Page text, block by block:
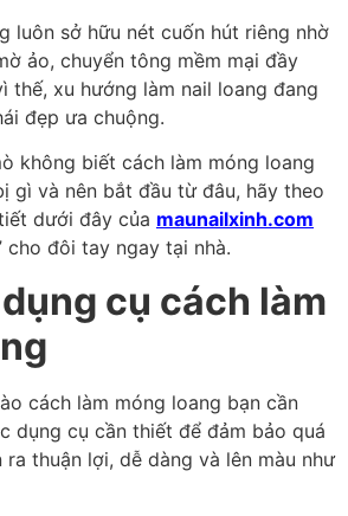
luôn sở hữu nét cuốn hút riêng nhờ
ảo, chuyển tông mềm mại đầy
thế, xu hướng làm nail loang đang
đẹp ưa chuộng.
không biết cách làm móng loang
gì và nên bắt đầu từ đâu, hãy theo
dưới đây của maunailxinh.com
cho đôi tay ngay tại nhà.
cụ cách làm
cách làm móng loang bạn cần
dụng cụ cần thiết để đảm bảo quá
thuận lợi, dễ dàng và lên màu như